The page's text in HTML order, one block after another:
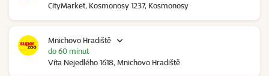
CityMarket, Kosmonosy 1237, Kosmonosy
Mnichovo Hradiště
Víta Nejedlého 1618, Mnichovo Hradiště
do 60 minut